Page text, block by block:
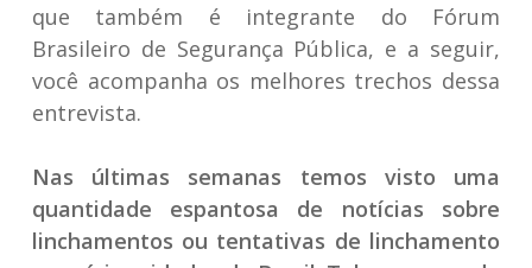
que também é integrante do Fórum
Brasileiro de Segurança Pública, e a seguir,
você acompanha os melhores trechos dessa
entrevista.
Nas últimas semanas temos visto uma
quantidade espantosa de notícias sobre
linchamentos ou tentativas de linchamento